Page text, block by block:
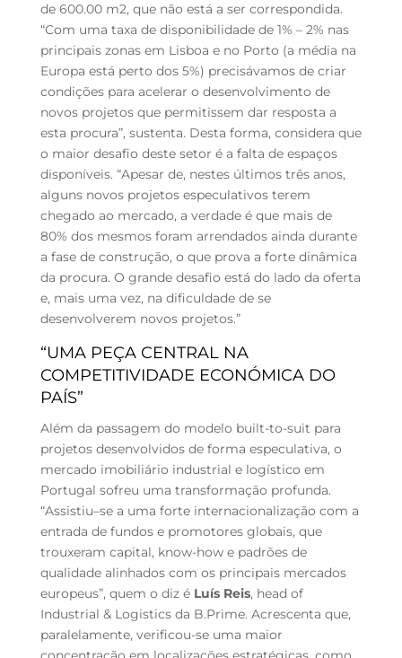
de 600.00 m2, que não está a ser correspondida.
“Com uma taxa de disponibilidade de 1% – 2% nas
principais zonas em Lisboa e no Porto (a média na
Europa está perto dos 5%) precisávamos de criar
condições para acelerar o desenvolvimento de
novos projetos que permitissem dar resposta a
esta procura”, sustenta. Desta forma, considera que
o maior desafio deste setor é a falta de espaços
disponíveis. “Apesar de, nestes últimos três anos,
alguns novos projetos especulativos terem
chegado ao mercado, a verdade é que mais de
80% dos mesmos foram arrendados ainda durante
a fase de construção, o que prova a forte dinâmica
da procura. O grande desafio está do lado da oferta
e, mais uma vez, na dificuldade de se
desenvolverem novos projetos.”
“UMA PEÇA CENTRAL NA
COMPETITIVIDADE ECONÓMICA DO
PAÍS”
Além da passagem do modelo built-to-suit para
projetos desenvolvidos de forma especulativa, o
mercado imobiliário industrial e logístico em
Portugal sofreu uma transformação profunda.
“Assistiu–se a uma forte internacionalização com a
entrada de fundos e promotores globais, que
trouxeram capital, know-how e padrões de
qualidade alinhados com os principais mercados
europeus”, quem o diz é Luís Reis, head of
Industrial & Logistics da B.Prime. Acrescenta que,
paralelamente, verificou-se uma maior